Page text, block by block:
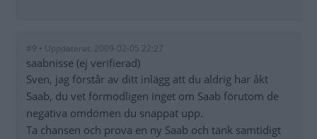
#9 • Uppdaterat: 2009-02-05 22:27
saabnisse (ej verifierad)
Sven, jag förstår av ditt inlägg att du aldrig har åkt
Saab, du vet förmodligen inget om Saab förutom de
negativa omdömen du snappat upp.
Ta chansen och prova en ny Saab och tänk samtidigt